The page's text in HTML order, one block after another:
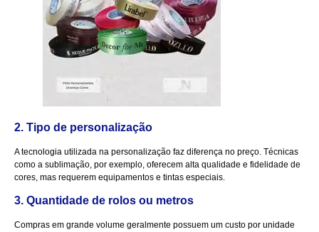
2. Tipo de personalização
A tecnologia utilizada na personalização faz diferença no preço. Técnicas
como a sublimação, por exemplo, oferecem alta qualidade e fidelidade de
cores, mas requerem equipamentos e tintas especiais.
3. Quantidade de rolos ou metros
Compras em grande volume geralmente possuem um custo por unidade